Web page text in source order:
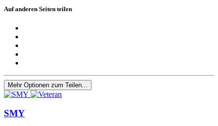
Auf anderen Seiten teilen
Mehr Optionen zum Teilen...
SMY